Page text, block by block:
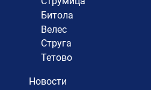
Битола
Велес
Струга
Тетово
Новости